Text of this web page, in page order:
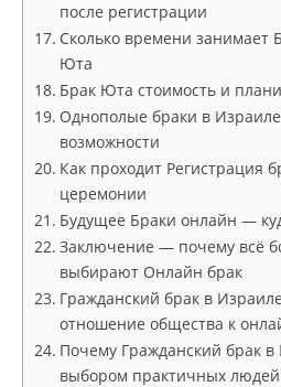
после регистрации
Сколько времени занимает
Юта
Брак Юта стоимость и
Однополые браки в
возможности
Как проходит Регистрация
церемонии
Будущее Браки онлайн —
Заключение — почему всё
выбирают Онлайн брак
Гражданский брак в
отношение общества к
Почему Гражданский брак в
выбором практичных людей